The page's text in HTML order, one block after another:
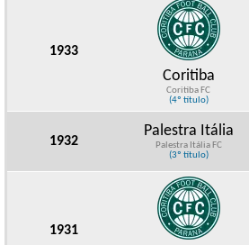
1933
Coritiba
Coritiba FC
(4º título)
1932
Palestra Itália
Palestra Itália FC
(3º título)
1931